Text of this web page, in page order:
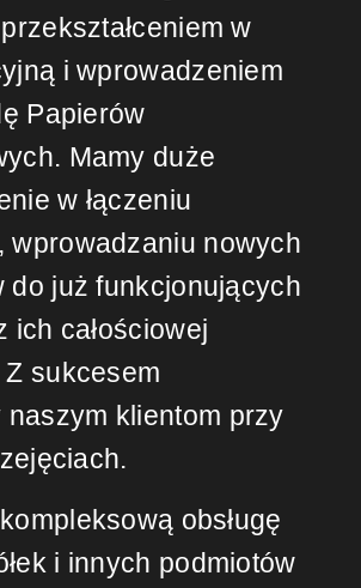
w
i wprowadzeniem
Papierów
Mamy duże
w łączeniu
wprowadzaniu nowych
do już funkcjonujących
ich całościowej
sukcesem
naszym klientom przy
obsługę
i innych podmiotów